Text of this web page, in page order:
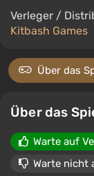
Verleger /
Kitbash Games
Über das
Über das
Warte auf
Warte nicht